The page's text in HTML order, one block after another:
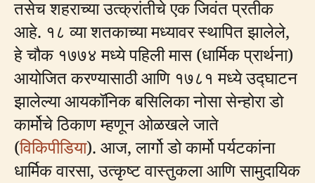
तसेच शहराच्या उत्क्रांतीचे एक जिवंत प्रतीक
आहे. १८ व्या शतकाच्या मध्यावर स्थापित झालेले,
हे चौक १७७४ मध्ये पहिली मास (धार्मिक प्रार्थना)
आयोजित करण्यासाठी आणि १७८१ मध्ये उद्घाटन
झालेल्या आयकॉनिक बसिलिका नोसा सेन्होरा डो
कार्मोचे ठिकाण म्हणून ओळखले जाते
(विकिपीडिया). आज, लार्गो डो कार्मो पर्यटकांना
धार्मिक वारसा, उत्कृष्ट वास्तुकला आणि सामुदायिक